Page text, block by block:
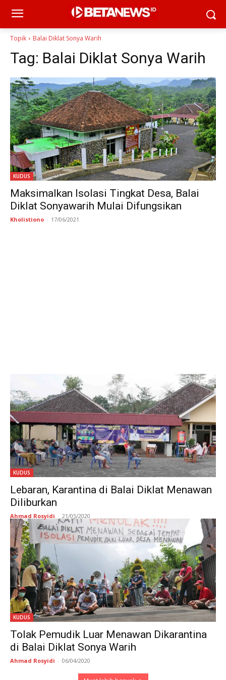
Topik Balai Diklat Sonya Warih
Tag: Balai Diklat Sonya Warih
KUDUS
Maksimalkan Isolasi Tingkat Desa, Balai
Diklat Sonyawarih Mulai Difungsikan
Kholistiono - 17/06/2021
KUDUS
Lebaran, Karantina di Balai Diklat Menawan
Diliburkan
Ahmad Rosyidi - 21/05/2020
KUDUS
Tolak Pemudik Luar Menawan Dikarantina
di Balai Diklat Sonya Warih
Ahmad Rosyidi - 06/04/2020